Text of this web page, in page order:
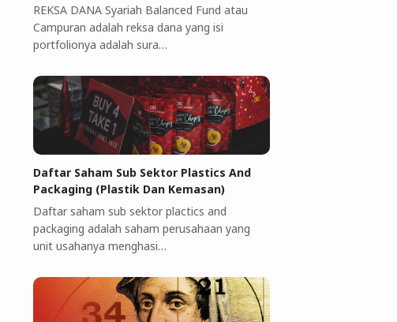
REKSA DANA Syariah Balanced Fund atau
Campuran adalah reksa dana yang isi
portfolionya adalah sura…
Daftar Saham Sub Sektor Plastics And
Packaging (Plastik Dan Kemasan)
Daftar saham sub sektor plactics and
packaging adalah saham perusahaan yang
unit usahanya menghasi…